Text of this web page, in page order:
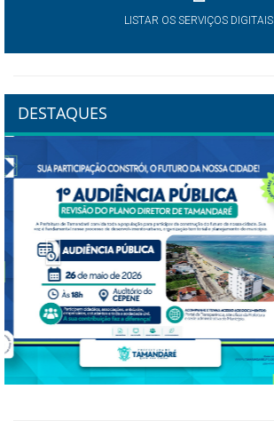
LISTAR OS SERVIÇOS DIGITAIS
DESTAQUES
Previous